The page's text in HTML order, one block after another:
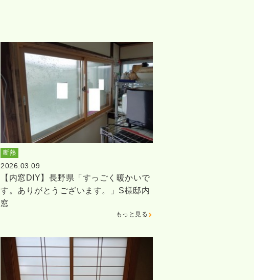
断熱
2026.03.09
【内窓DIY】長野県「すっごく暖かいで
す。ありがとうございます。」S様邸内
窓
もっと見る